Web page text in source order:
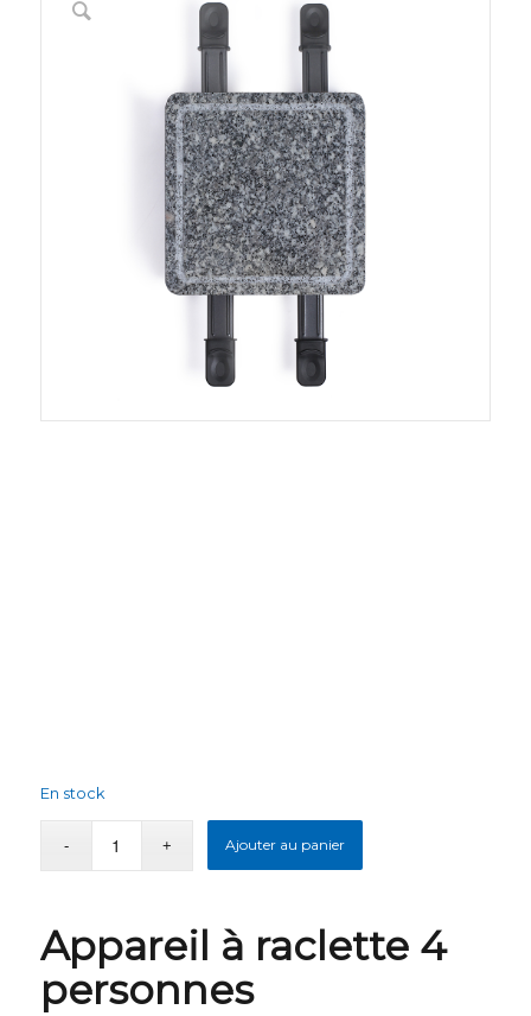
En stock
Ajouter au panier
Appareil à raclette 4
personnes